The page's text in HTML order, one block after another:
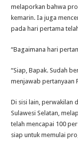
melaporkan bahwa
kemarin. Ia juga
pada hari pertama
“Bagaimana hari
“Siap, Bapak. Sudah
menjawab pertanyaan
Di sisi lain, perwakilan
Sulawesi Selatan,
telah mencapai 100
siap untuk memulai